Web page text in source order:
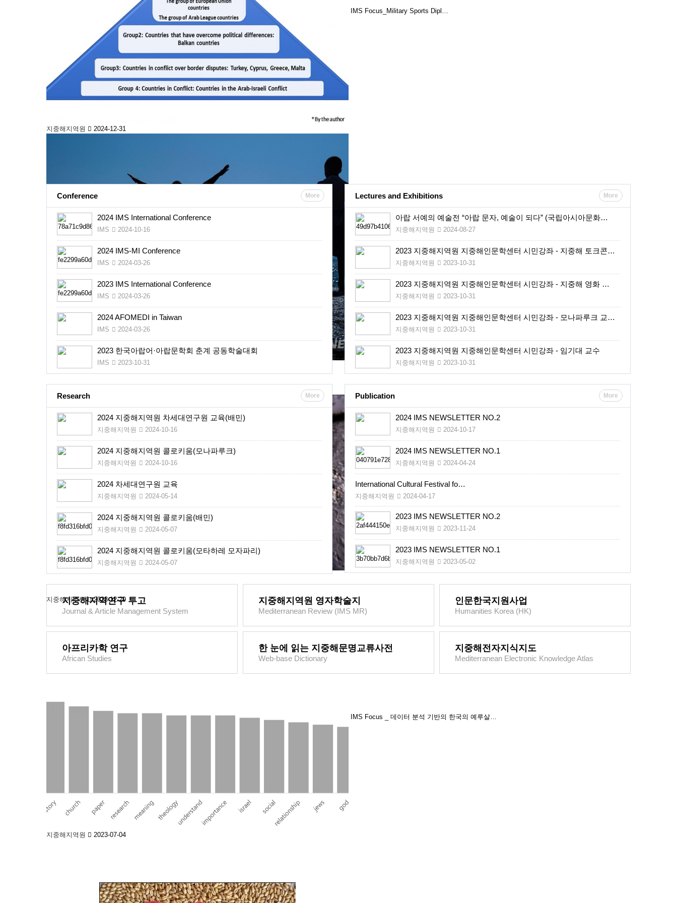
IMS Focus_Military Sports Dipl…
지중해지역원 2024-12-31
IMS Focus_지중해의 낭만과 서구 근대의학
2024-07-08
IMS Focus _ 이스라엘-하마스 전쟁의 향방
지중해지역원 2023-12-29
IMS Focus _ 데이터 분석 기반의 한국의 예루살…
지중해지역원 2023-07-04
Conference
2024 IMS International Conference
IMS 2024-10-16
2024 IMS-MI Conference
IMS 2024-03-26
2023 IMS International Conference
IMS 2024-03-26
2024 AFOMEDI in Taiwan
IMS 2024-03-26
2023 한국아랍어·아랍문학회 춘계 공동학술대회
IMS 2023-10-31
More Lectures and Exhibitions
아랍 서예의 예술전 “아랍 문자, 예술이 되다” (국립아시아문화…
지중해지역원 2024-08-27
2023 지중해지역원 지중해인문학센터 시민강좌 - 지중해 토크콘…
지중해지역원 2023-10-31
2023 지중해지역원 지중해인문학센터 시민강좌 - 지중해 영화 …
지중해지역원 2023-10-31
2023 지중해지역원 지중해인문학센터 시민강좌 - 모나파루크 교…
지중해지역원 2023-10-31
2023 지중해지역원 지중해인문학센터 시민강좌 - 임기대 교수
지중해지역원 2023-10-31
More
Research
2024 지중해지역원 차세대연구원 교육(배민)
지중해지역원 2024-10-16
2024 지중해지역원 콜로키움(모나파루크)
지중해지역원 2024-10-16
2024 차세대연구원 교육
지중해지역원 2024-05-14
2024 지중해지역원 콜로키움(배민)
지중해지역원 2024-05-07
2024 지중해지역원 콜로키움(모타하레 모자파리)
지중해지역원 2024-05-07
More Publication
2024 IMS NEWSLETTER NO.2
지중해지역원 2024-10-17
2024 IMS NEWSLETTER NO.1
지중해지역원 2024-04-24
International Cultural Festival fo…
지중해지역원 2024-04-17
2023 IMS NEWSLETTER NO.2
지중해지역원 2023-11-24
2023 IMS NEWSLETTER NO.1
지중해지역원 2023-05-02
More
지중해지역연구 투고
Journal & Article Management System
지중해지역원 영자학술지
Mediterranean Review (IMS MR)
인문한국지원사업
Humanities Korea (HK)
아프리카학 연구
African Studies
한 눈에 읽는 지중해문명교류사전
Web-base Dictionary
지중해전자지식지도
Mediterranean Electronic Knowledge Atlas